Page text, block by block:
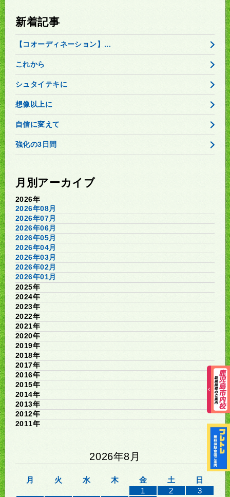
新着記事
【コオーディネーション】...
これから
シュタイテキに
想像以上に
自信に変えて
強化の3日間
月別アーカイブ
2026年
2026年08月
2026年07月
2026年06月
2026年05月
2026年04月
2026年03月
2026年02月
2026年01月
2025年
2024年
2023年
2022年
2021年
2020年
2019年
2018年
2017年
2016年
2015年
2014年
2013年
2012年
2011年
2026年8月
月 火 水 木 金 土
日
1
2
3